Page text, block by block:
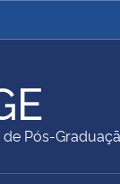
Ministério da
Ministério da
Pós-